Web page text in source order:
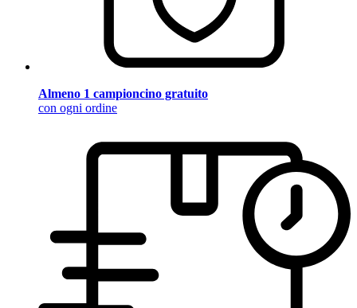
Almeno 1 campioncino gratuito
con ogni ordine